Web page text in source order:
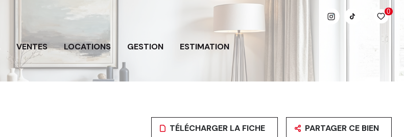
0
VENTES LOCATIONS GESTION ESTIMATION
TÉLÉCHARGER LA FICHE PARTAGER CE BIEN